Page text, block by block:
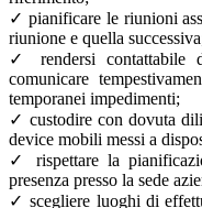
✓ pianificare le riunioni
riunione e quella
✓ rendersi contattabile
comunicare
temporanei impedimenti;
✓ custodire con dovuta
device mobili messi a
✓ rispettare la
presenza presso la sede
✓ scegliere luoghi di